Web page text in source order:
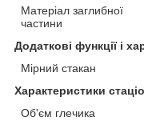
Матеріал заглибної
частини
Додаткові функції і
Мірний стакан
Характеристики
Об'єм глечика